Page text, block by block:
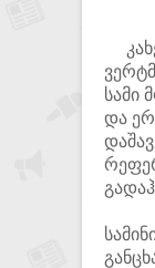
სამი
და